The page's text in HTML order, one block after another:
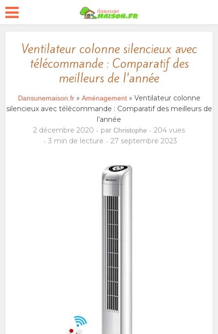
Ventilateur colonne silencieux avec
télécommande : Comparatif des
meilleurs de l’année
Dansunemaison.fr» Aménagement» Ventilateur colonne
silencieux avec télécommande : Comparatif des meilleurs de
l’année
2 décembre 2020
par Christophe
204 vues
3 min de lecture
27 septembre 2023